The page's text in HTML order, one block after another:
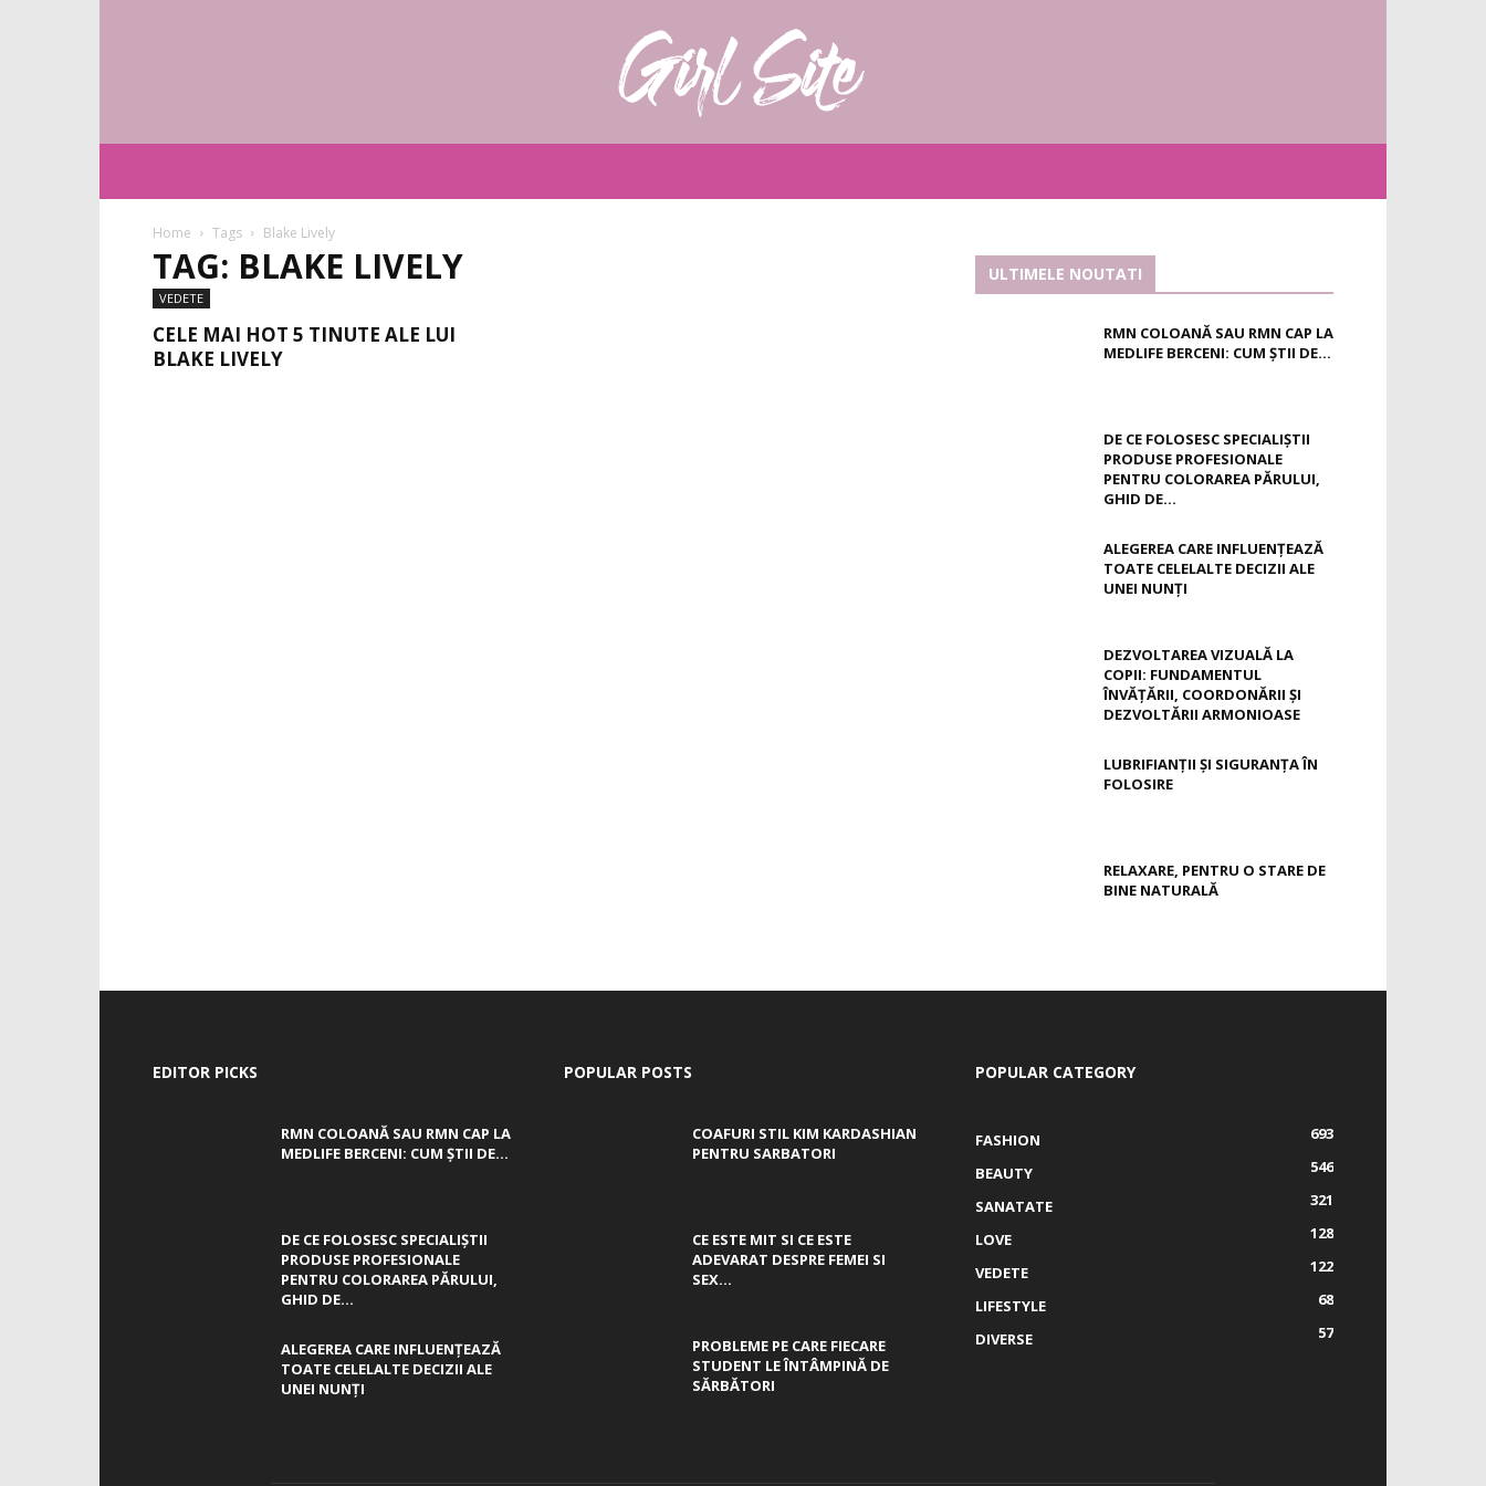
Home Tags Blake Lively
TAG: BLAKE LIVELY
VEDETE
CELE MAI HOT 5 TINUTE ALE LUI
BLAKE LIVELY
ULTIMELE NOUTATI
RMN COLOANĂ SAU RMN CAP LA
MEDLIFE BERCENI: CUM ȘTII DE...
DE CE FOLOSESC SPECIALIȘTII
PRODUSE PROFESIONALE
PENTRU COLORAREA PĂRULUI,
GHID DE...
ALEGEREA CARE INFLUENȚEAZĂ
TOATE CELELALTE DECIZII ALE
UNEI NUNȚI
DEZVOLTAREA VIZUALĂ LA
COPII: FUNDAMENTUL
ÎNVĂȚĂRII, COORDONĂRII ȘI
DEZVOLTĂRII ARMONIOASE
LUBRIFIANȚII ȘI SIGURANȚA ÎN
FOLOSIRE
RELAXARE, PENTRU O STARE DE
BINE NATURALĂ
EDITOR PICKS
RMN COLOANĂ SAU RMN CAP LA
MEDLIFE BERCENI: CUM ȘTII DE...
DE CE FOLOSESC SPECIALIȘTII
PRODUSE PROFESIONALE
PENTRU COLORAREA PĂRULUI,
GHID DE...
ALEGEREA CARE INFLUENȚEAZĂ
TOATE CELELALTE DECIZII ALE
UNEI NUNȚI
POPULAR POSTS
COAFURI STIL KIM KARDASHIAN
PENTRU SARBATORI
CE ESTE MIT SI CE ESTE
ADEVARAT DESPRE FEMEI SI
SEX...
PROBLEME PE CARE FIECARE
STUDENT LE ÎNTÂMPINĂ DE
SĂRBĂTORI
POPULAR CATEGORY
FASHION
693
BEAUTY
546
SANATATE
321
LOVE
128
VEDETE
122
LIFESTYLE
68
DIVERSE
57